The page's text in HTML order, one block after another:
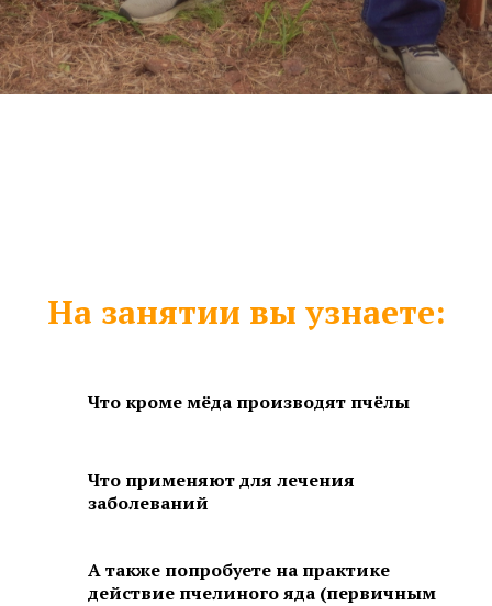
На занятии вы узнаете:
Что кроме мёда производят пчёлы
Что применяют для лечения
заболеваний
А также попробуете на практике
действие пчелиного яда (первичным